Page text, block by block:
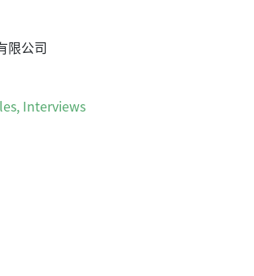
限公司
, Interviews